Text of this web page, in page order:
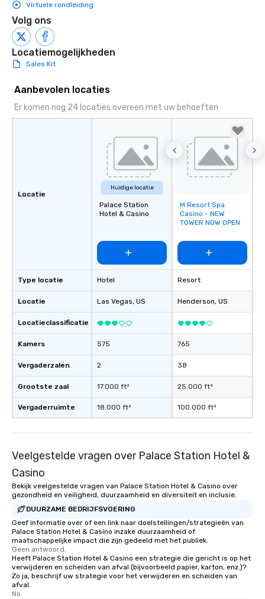
Virtuele rondleiding
Volg ons
Locatiemogelijkheden
Sales Kit
Aanbevolen locaties
Er komen nog 24 locaties overeen met uw behoeften
Locatie
Type locatie
Locatie
Locatieclassificatie
Kamers
Vergaderzalen
Grootste zaal
Vergaderruimte
Huidige locatie
Palace Station
Hotel & Casino
Hotel
Las Vegas, US
575
2
17.000 ft²
18.000 ft²
Removed from
favorites
M Resort Spa
Casino - NEW
TOWER NOW OPEN
Resort
Henderson, US
765
38
25.000 ft²
100.000 ft²
Veelgestelde vragen over Palace Station Hotel &
Casino
Bekijk veelgestelde vragen van Palace Station Hotel & Casino over
gezondheid en veiligheid, duurzaamheid en diversiteit en inclusie.
DUURZAME BEDRIJFSVOERING
Geef informatie over of een link naar doelstellingen/strategieën van
Palace Station Hotel & Casino inzake duurzaamheid of
maatschappelijke impact die zijn gedeeld met het publiek.
Geen antwoord.
Heeft Palace Station Hotel & Casino een strategie die gericht is op het
verwijderen en scheiden van afval (bijvoorbeeld papier, karton, enz.)?
Zo ja, beschrijf uw strategie voor het verwijderen en scheiden van
afval.
No